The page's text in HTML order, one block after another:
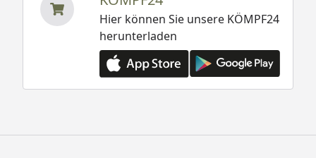
Hier können Sie unsere KÖMPF24
herunterladen